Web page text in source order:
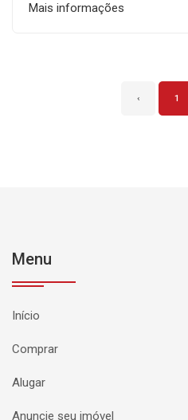
Mais informações
‹ 1
Menu
Início
Comprar
Alugar
Anuncie seu imóvel